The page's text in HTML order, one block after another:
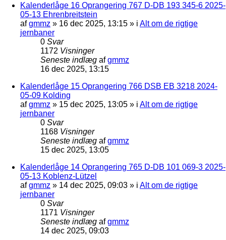
Kalenderlåge 16 Oprangering 767 D-DB 193 345-6 2025-
05-13 Ehrenbreitstein
afgmmz » 16 dec 2025, 13:15 » i Alt om de rigtige
jernbaner
0 Svar
1172 Visninger
Seneste indlæg afgmmz
16 dec 2025, 13:15
Kalenderlåge 15 Oprangering 766 DSB EB 3218 2024-
05-09 Kolding
afgmmz » 15 dec 2025, 13:05 » i Alt om de rigtige
jernbaner
0 Svar
1168 Visninger
Seneste indlæg afgmmz
15 dec 2025, 13:05
Kalenderlåge 14 Oprangering 765 D-DB 101 069-3 2025-
05-13 Koblenz-Lützel
afgmmz » 14 dec 2025, 09:03 » i Alt om de rigtige
jernbaner
0 Svar
1171 Visninger
Seneste indlæg afgmmz
14 dec 2025, 09:03